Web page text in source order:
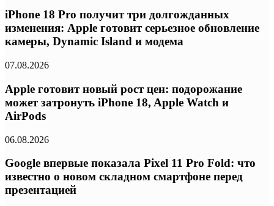
iPhone 18 Pro получит три долгожданных
изменения: Apple готовит серьезное обновление
камеры, Dynamic Island и модема
07.08.2026
Apple готовит новый рост цен: подорожание
может затронуть iPhone 18, Apple Watch и
AirPods
06.08.2026
Google впервые показала Pixel 11 Pro Fold: что
известно о новом складном смартфоне перед
презентацией